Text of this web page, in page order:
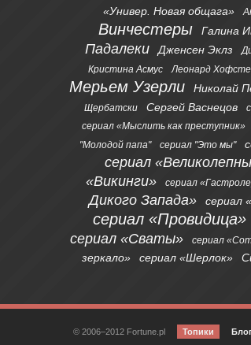
«Универ. Новая общага»
Винчестеры Галина
Падалеки
Дженсен Эклз
Кристина Асмус Леонард
Мерьем Узерли Николай
Щербатски
Сергей Васнецов
сериал «Мыслить как преступник»
"Молодой папа"
сериал "Это мы"
сериал
«Викинги»
сериал
Дикого Запада»
сериал
сериал «Провидица»
сериал «Сваты» сериал
зеркало»
сериал «Шерлок»
© 2006–2012 Fortune.pl Топики